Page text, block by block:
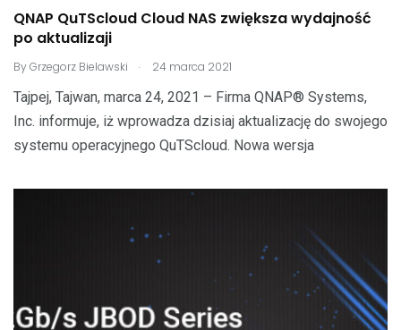
QNAP QuTScloud Cloud NAS zwiększa wydajność
po aktualizaji
ByGrzegorz Bielawski . 24 marca 2021
Tajpej, Tajwan, marca 24, 2021 – Firma QNAP® Systems,
Inc. informuje, iż wprowadza dzisiaj aktualizację do swojego
systemu operacyjnego QuTScloud. Nowa wersja